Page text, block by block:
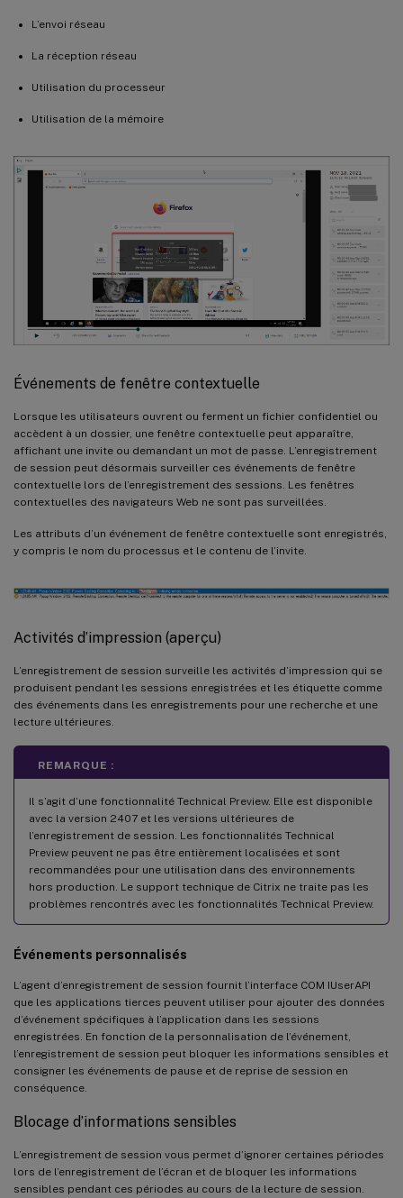
L’envoi réseau
La réception réseau
Utilisation du processeur
Utilisation de la mémoire
Événements de fenêtre contextuelle
Lorsque les utilisateurs ouvrent ou ferment un fichier confidentiel ou
accèdent à un dossier, une fenêtre contextuelle peut apparaître,
affichant une invite ou demandant un mot de passe. L’enregistrement
de session peut désormais surveiller ces événements de fenêtre
contextuelle lors de l’enregistrement des sessions. Les fenêtres
contextuelles des navigateurs Web ne sont pas surveillées.
Les attributs d’un événement de fenêtre contextuelle sont enregistrés,
y compris le nom du processus et le contenu de l’invite.
Activités d’impression (aperçu)
L’enregistrement de session surveille les activités d’impression qui se
produisent pendant les sessions enregistrées et les étiquette comme
des événements dans les enregistrements pour une recherche et une
lecture ultérieures.
REMARQUE :
Il s’agit d’une fonctionnalité Technical Preview. Elle est disponible
avec la version 2407 et les versions ultérieures de
l’enregistrement de session. Les fonctionnalités Technical
Preview peuvent ne pas être entièrement localisées et sont
recommandées pour une utilisation dans des environnements
hors production. Le support technique de Citrix ne traite pas les
problèmes rencontrés avec les fonctionnalités Technical Preview.
Événements personnalisés
L’agent d’enregistrement de session fournit l’interface COM IUserAPI
que les applications tierces peuvent utiliser pour ajouter des données
d’événement spécifiques à l’application dans les sessions
enregistrées. En fonction de la personnalisation de l’événement,
l’enregistrement de session peut bloquer les informations sensibles et
consigner les événements de pause et de reprise de session en
conséquence.
Blocage d’informations sensibles
L’enregistrement de session vous permet d’ignorer certaines périodes
lors de l’enregistrement de l’écran et de bloquer les informations
sensibles pendant ces périodes au cours de la lecture de session.